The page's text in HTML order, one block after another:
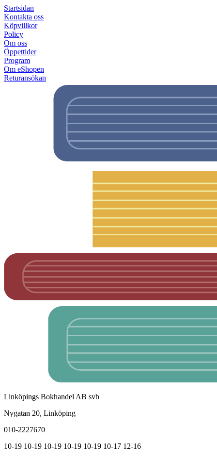
Startsidan
Kontakta oss
Köpvillkor
Policy
Om oss
Öppettider
Program
Om eShopen
Returansökan
Linköpings Bokhandel AB svb
Nygatan 20, Linköping
010-2227670
10-19 10-19 10-19 10-19 10-19 10-17 12-16